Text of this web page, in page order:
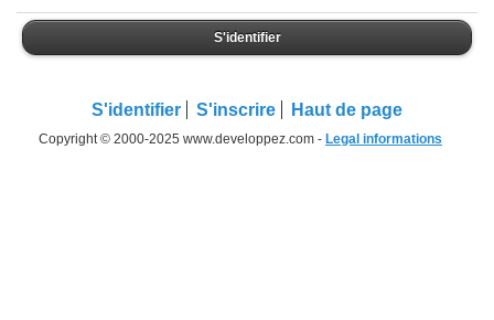
S'identifier
S'identifier S'inscrire Haut de page
Copyright © 2000-2025 www.developpez.com - Legal informations